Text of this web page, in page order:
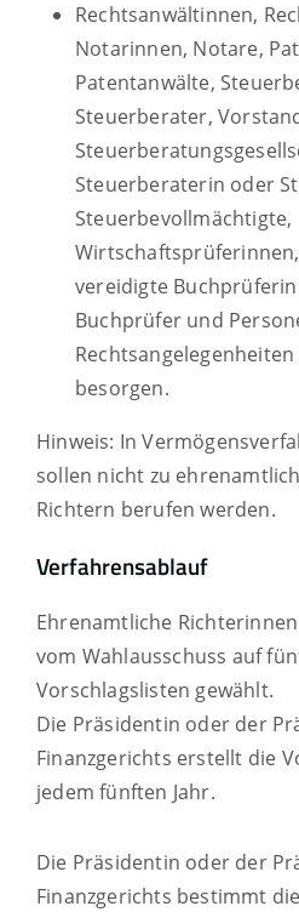
Rechtsanwältinnen,
Notarinnen, Notare,
Patentanwälte,
Steuerberater,
Steuerberaterin oder
Steuerbevollmächtigte,
vereidigte
Buchprüfer und
besorgen.
Hinweis: In
sollen nicht zu
Richtern berufen werden.
Verfahrensablauf
Ehrenamtliche
vom Wahlausschuss auf
Vorschlagslisten gewählt.
Die Präsidentin oder der
Finanzgerichts erstellt die
jedem fünften Jahr.
Die Präsidentin oder der
Finanzgerichts bestimmt